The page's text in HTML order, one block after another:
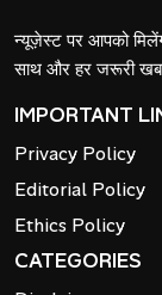
न्यूज़ेस्ट पर आपको
साथ और हर जरूरी
IMPORTANT
Privacy Policy
Editorial Policy
Ethics Policy
CATEGORIES